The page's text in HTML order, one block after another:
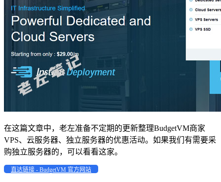
在这篇文章中，老左准备不定期的更新整理BudgetVM商家
VPS、云服务器、独立服务器的优惠活动。如果我们有需要采
购独立服务器的，可以看看这家。
直达链接 - BudgetVM 官方网站